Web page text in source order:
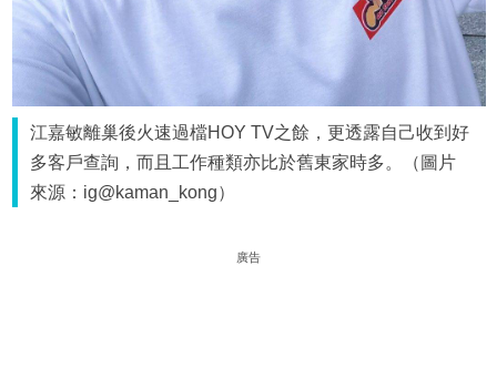
江嘉敏離巢後火速過檔HOY TV之餘，更透露自己收到好
多客戶查詢，而且工作種類亦比於舊東家時多。（圖片
來源：ig@kaman_kong）
廣告